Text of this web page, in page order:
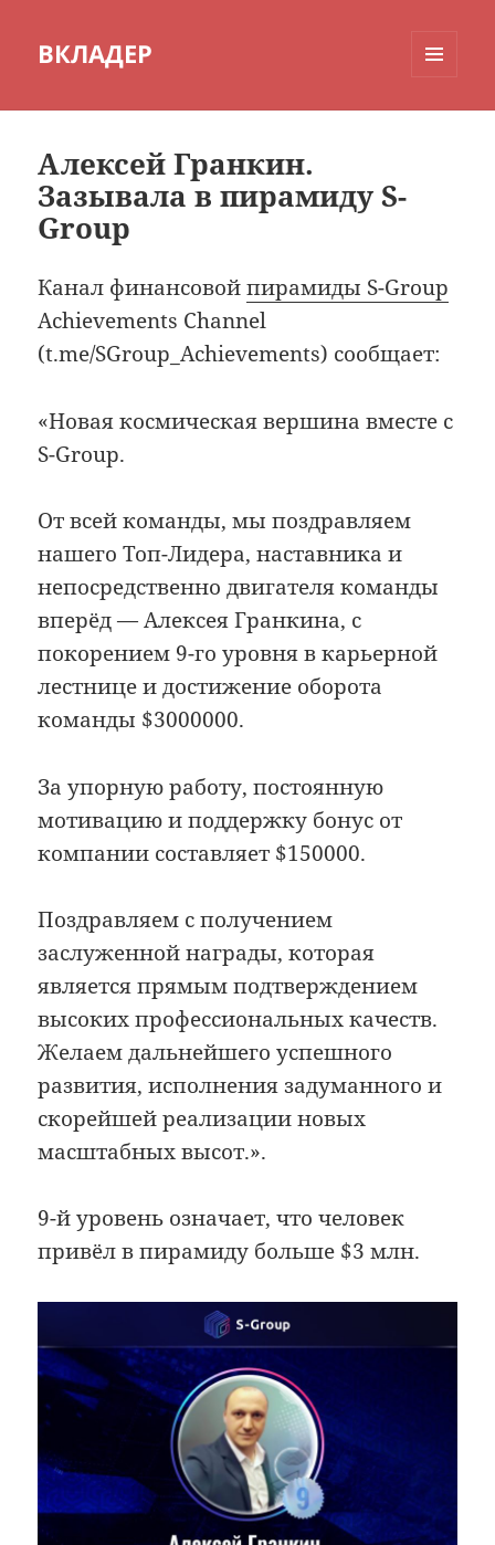
ВКЛАДЕР
Алексей Гранкин.
Зазывала в пирамиду S-
Group
Канал финансовойпирамиды S-Group
Achievements Channel
(t.me/SGroup_Achievements) сообщает:
«Новая космическая вершина вместе с
S-Group.
От всей команды, мы поздравляем
нашего Топ-Лидера, наставника и
непосредственно двигателя команды
вперёд — Алексея Гранкина, с
покорением 9-го уровня в карьерной
лестнице и достижение оборота
команды $3000000.
За упорную работу, постоянную
мотивацию и поддержку бонус от
компании составляет $150000.
Поздравляем с получением
заслуженной награды, которая
является прямым подтверждением
высоких профессиональных качеств.
Желаем дальнейшего успешного
развития, исполнения задуманного и
скорейшей реализации новых
масштабных высот.».
9-й уровень означает, что человек
привёл в пирамиду больше $3 млн.